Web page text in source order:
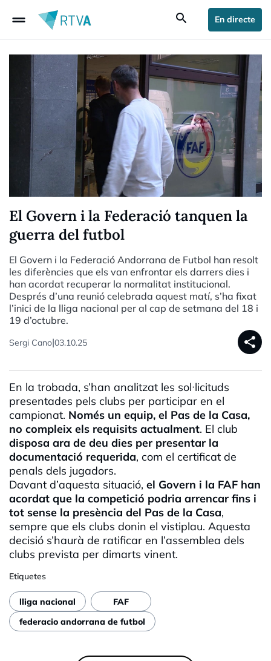
drag_handle search En directe
El Govern i la Federació tanquen la
guerra del futbol
El Govern i la Federació Andorrana de Futbol han resolt
les diferències que els van enfrontar els darrers dies i
han acordat recuperar la normalitat institucional.
Després d’una reunió celebrada aquest matí, s’ha fixat
l’inici de la lliga nacional per al cap de setmana del 18 i
19 d’octubre.
Sergi Cano|03.10.25 share
En la trobada, s’han analitzat les sol·licituds
presentades pels clubs per participar en el
campionat. Només un equip, el Pas de la Casa,
no compleix els requisits actualment. El club
disposa ara de deu dies per presentar la
documentació requerida, com el certificat de
penals dels jugadors.
Davant d’aquesta situació, el Govern i la FAF han
acordat que la competició podria arrencar fins i
tot sense la presència del Pas de la Casa,
sempre que els clubs donin el vistiplau. Aquesta
decisió s’haurà de ratificar en l’assemblea dels
clubs prevista per dimarts vinent.
Etiquetes
lliga nacional
FAF
federacio andorrana de futbol